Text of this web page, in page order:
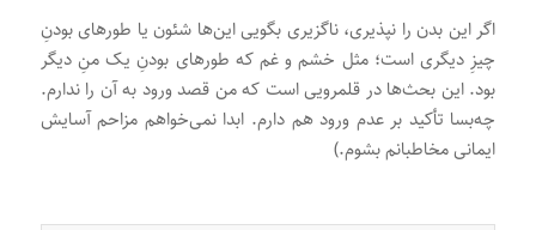
اگر این بدن را نپذیری، ناگزیری بگویی این‌ها شئون یا طورهای بودنِ
چیزِ دیگری است؛ مثل خشم و غم که طورهای بودنِ یک منِ دیگر
بود. این بحث‌ها در قلمرویی است که من قصد ورود به آن را ندارم.
چه‌بسا تأکید بر عدم ورود هم دارم. ابدا نمی‌خواهم مزاحم آسایش
ایمانی مخاطبانم بشوم.)